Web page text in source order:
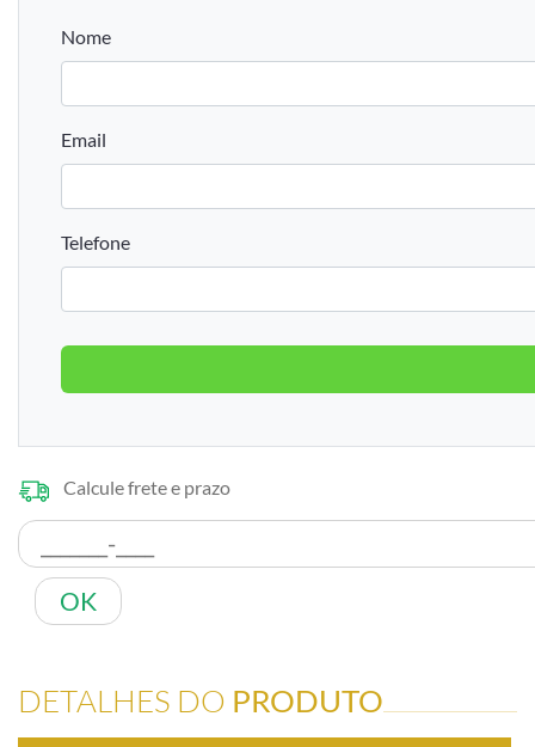
Nome
Email
Telefone
Calcule frete e prazo
OK
DETALHES DO PRODUTO